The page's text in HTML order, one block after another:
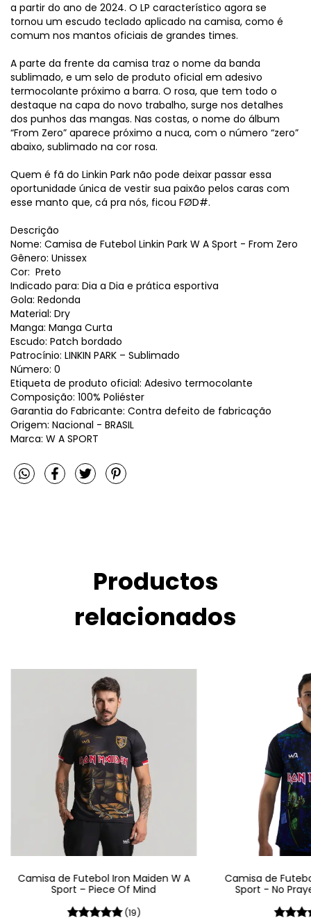
a partir do ano de 2024. O LP característico agora se
tornou um escudo teclado aplicado na camisa, como é
comum nos mantos oficiais de grandes times.
A parte da frente da camisa traz o nome da banda
sublimado, e um selo de produto oficial em adesivo
termocolante próximo a barra. O rosa, que tem todo o
destaque na capa do novo trabalho, surge nos detalhes
dos punhos das mangas. Nas costas, o nome do álbum
“From Zero” aparece próximo a nuca, com o número “zero”
abaixo, sublimado na cor rosa.
Quem é fã do Linkin Park não pode deixar passar essa
oportunidade única de vestir sua paixão pelos caras com
esse manto que, cá pra nós, ficou FØD#.
Descrição
Nome: Camisa de Futebol Linkin Park W A Sport - From Zero
Gênero: Unissex
Cor: Preto
Indicado para: Dia a Dia e prática esportiva
Gola: Redonda
Material: Dry
Manga: Manga Curta
Escudo: Patch bordado
Patrocínio: LINKIN PARK – Sublimado
Número: 0
Etiqueta de produto oficial: Adesivo termocolante
Composição: 100% Poliéster
Garantia do Fabricante: Contra defeito de fabricação
Origem: Nacional - BRASIL
Marca: W A SPORT
Productos
relacionados
Camisa de Futebol Iron Maiden W A
Sport – Piece Of Mind
(19)
Camisa de
Sport - No